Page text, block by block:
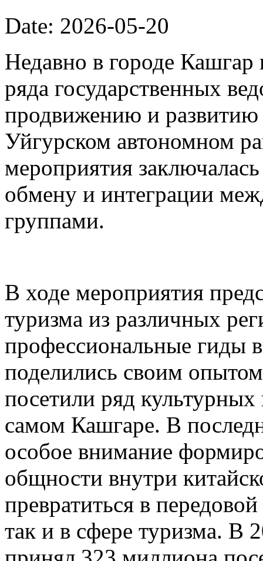
Date: 2026-05-20
Недавно в городе Кашгар
ряда государственных
продвижению и развитию
Уйгурском автономном
мероприятия
обмену и интеграции
группами.
В ходе мероприятия
туризма из различных
профессиональные гиды
поделились своим
посетили ряд культурных
самом Кашгаре. В
особое внимание
общности внутри
превратиться в
так и в сфере туризма. В